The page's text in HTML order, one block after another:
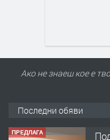
Ако не знаеш кое е
Последни обяви
ПРЕДЛАГА